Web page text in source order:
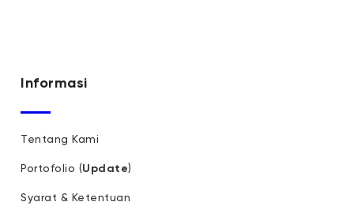
Informasi
Tentang Kami
Portofolio (Update)
Syarat & Ketentuan